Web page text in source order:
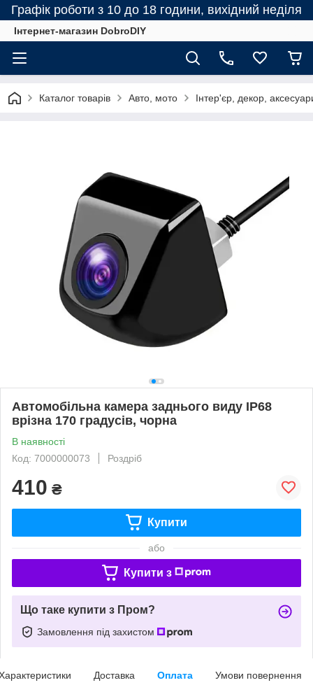
Графік роботи з 10 до 18 години, вихідний неділя
Інтернет-магазин DobroDIY
Каталог товарів Авто, мото Інтер'єр, декор,
Автомобільна камера заднього виду IP68
врізна 170 градусів, чорна
В наявності
Код: 7000000073
Роздріб
410 ₴
Купити
або
Купити з
Що таке купити з Пром?
Замовлення під захистом
Доставка Оплата Умови повернення